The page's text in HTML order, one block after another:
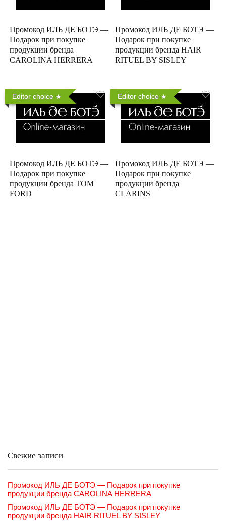
Промокод ИЛЬ ДЕ БОТЭ —
Подарок при покупке
продукции бренда
CAROLINA HERRERA
Промокод ИЛЬ ДЕ БОТЭ —
Подарок при покупке
продукции бренда HAIR
RITUEL BY SISLEY
Editor choice
Промокод ИЛЬ ДЕ БОТЭ —
Подарок при покупке
продукции бренда TOM
FORD
Editor choice
Промокод ИЛЬ ДЕ БОТЭ —
Подарок при покупке
продукции бренда
CLARINS
Свежие записи
Промокод ИЛЬ ДЕ БОТЭ — Подарок при покупке
продукции бренда CAROLINA HERRERA
Промокод ИЛЬ ДЕ БОТЭ — Подарок при покупке
продукции бренда HAIR RITUEL BY SISLEY